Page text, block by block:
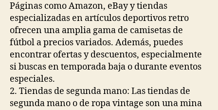
Páginas como Amazon, eBay y tiendas
especializadas en artículos deportivos retro
ofrecen una amplia gama de camisetas de
fútbol a precios variados. Además, puedes
encontrar ofertas y descuentos, especialmente
si buscas en temporada baja o durante eventos
especiales.
2. Tiendas de segunda mano: Las tiendas de
segunda mano o de ropa vintage son una mina